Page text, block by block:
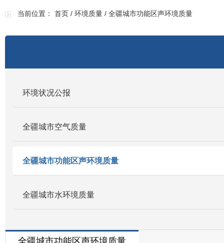
当前位置： 首页 / 环境质量 / 全疆城市功能区声环境质量
环境状况公报
全疆城市空气质量
全疆城市功能区声环境质量
全疆城市水环境质量